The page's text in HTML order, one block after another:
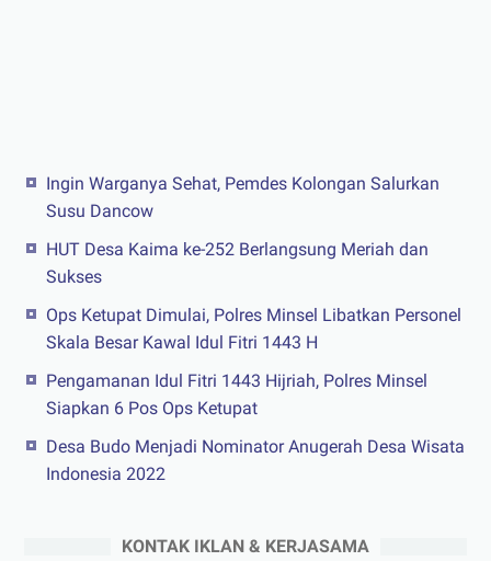
Ingin Warganya Sehat, Pemdes Kolongan Salurkan
Susu Dancow
HUT Desa Kaima ke-252 Berlangsung Meriah dan
Sukses
Ops Ketupat Dimulai, Polres Minsel Libatkan Personel
Skala Besar Kawal Idul Fitri 1443 H
Pengamanan Idul Fitri 1443 Hijriah, Polres Minsel
Siapkan 6 Pos Ops Ketupat
Desa Budo Menjadi Nominator Anugerah Desa Wisata
Indonesia 2022
KONTAK IKLAN & KERJASAMA